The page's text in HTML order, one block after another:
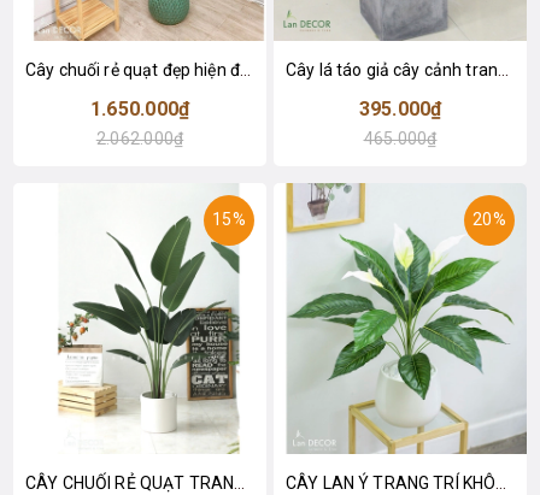
Cây chuối rẻ quạt đẹp hiện đại trang trí 1m8 - LC3019 (Gồm 12 lá)
1.650.000₫
2.062.000₫
Cây lá táo giả cây cảnh trang trí nội thất (85cm) - LC2683-1
395.000₫
465.000₫
15%
CÂY CHUỐI RẺ QUẠT TRANG TRÍ 1M6 (gồm 3 nhánh) - LC3017
20%
CÂY LAN Ý TRANG TRÍ KHÔNG GIAN HIỆN ĐẠI SANG TRỌNG (70cm) - LC2926